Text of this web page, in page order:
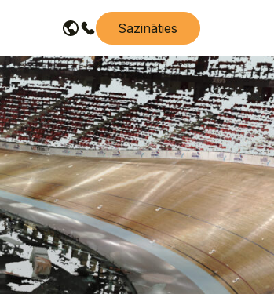
Sazināties